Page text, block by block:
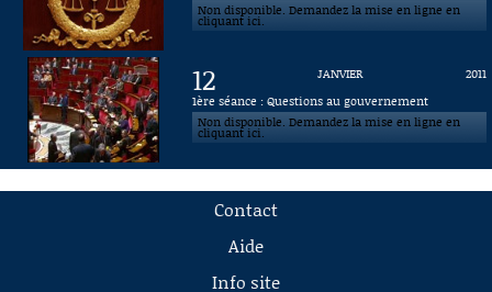
Non disponible. Demandez la mise en ligne en
cliquant ici.
12 JANVIER
2011
1ère séance : Questions au gouvernement
Non disponible. Demandez la mise en ligne en
cliquant ici.
Contact
Aide
Info site